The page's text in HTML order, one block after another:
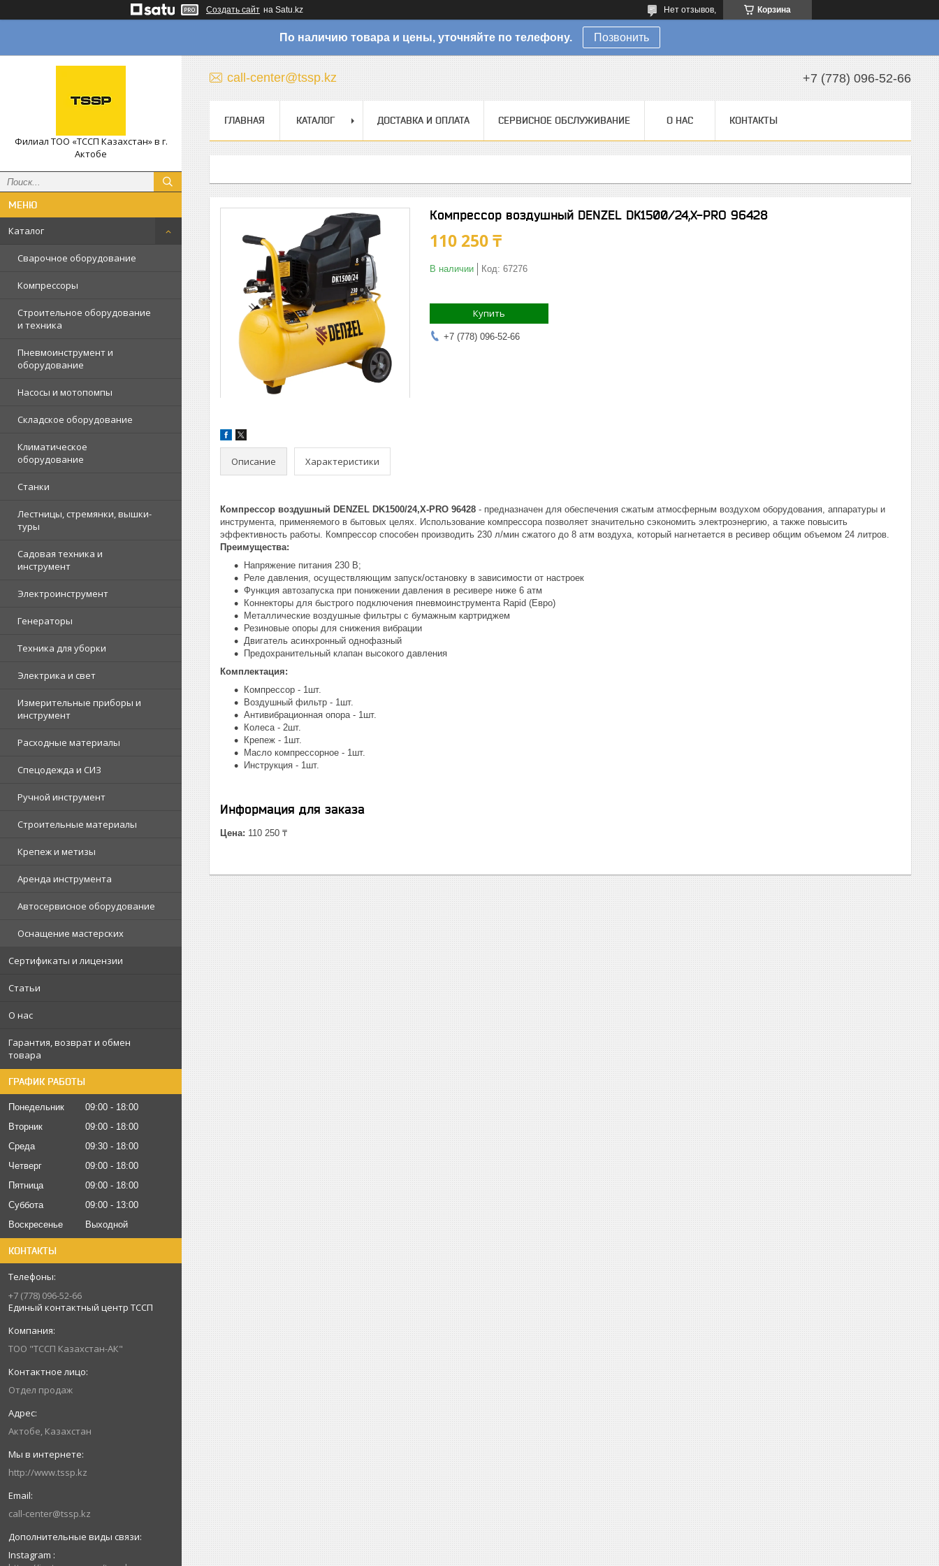
Создать сайт на Satu.kz Корзина
Нет отзывов,
По наличию товара и цены, уточняйте по телефону. Позвонить
Филиал ТОО «ТССП Казахстан» в г.
Актобе
Каталог
Сварочное оборудование
Компрессоры
Строительное оборудование
и техника
Пневмоинструмент и
оборудование
Насосы и мотопомпы
Складское оборудование
Климатическое
оборудование
Станки
Лестницы, стремянки, вышки-
туры
Садовая техника и
инструмент
Электроинструмент
Генераторы
Техника для уборки
Электрика и свет
Измерительные приборы и
инструмент
Расходные материалы
Спецодежда и СИЗ
Ручной инструмент
Строительные материалы
Крепеж и метизы
Аренда инструмента
Автосервисное оборудование
Оснащение мастерских
Сертификаты и лицензии
Статьи
О нас
Гарантия, возврат и обмен
товара
ГРАФИК РАБОТЫ
Понедельник 09:00
18:00
Вторник
09:00
18:00
Среда
09:30
18:00
Четверг
09:00
18:00
Пятница
09:00
18:00
Суббота
09:00
13:00
Воскресенье
Выходной
КОНТАКТЫ
+7 (778) 096-52-66
Единый контактный центр ТССП
ТОО "ТССП Казахстан-АК"
Отдел продаж
Актобе, Казахстан
http://www.tssp.kz
call-center@tssp.kz
Instagram
call-center@tssp.kz +7 (778) 096-52-66
ГЛАВНАЯ КАТАЛОГ ДОСТАВКА И ОПЛАТА СЕРВИСНОЕ ОБСЛУЖИВАНИЕ О НАС КОНТАКТЫ
Компрессор воздушный DENZEL DK1500/24,Х-PRO 96428
110 250 ₸
В наличии Код: 67276
Купить
+7 (778) 096-52-66
Описание Характеристики
Компрессор воздушный DENZEL DK1500/24,Х-PRO 96428 - предназначен для обеспечения сжатым атмосферным воздухом оборудования, аппаратуры и
инструмента, применяемого в бытовых целях. Использование компрессора позволяет значительно сэкономить электроэнергию, а также повысить
эффективность работы. Компрессор способен производить 230 л/мин сжатого до 8 атм воздуха, который нагнетается в ресивер общим объемом 24 литров.
Преимущества:
Напряжение питания 230 В;
Реле давления, осуществляющим запуск/остановку в зависимости от настроек
Функция автозапуска при понижении давления в ресивере ниже 6 атм
Коннекторы для быстрого подключения пневмоинструмента Rapid (Евро)
Металлические воздушные фильтры с бумажным картриджем
Резиновые опоры для снижения вибрации
Двигатель асинхронный однофазный
Предохранительный клапан высокого давления
Комплектация:
Компрессор - 1шт.
Воздушный фильтр - 1шт.
Антивибрационная опора - 1шт.
Колеса - 2шт.
Крепеж - 1шт.
Масло компрессорное - 1шт.
Инструкция - 1шт.
Информация для заказа
Цена: 110 250 ₸